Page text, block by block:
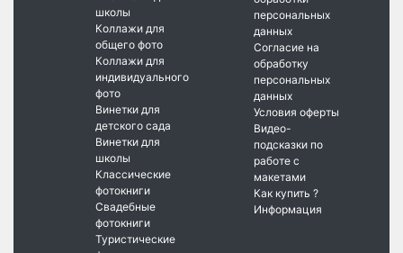
школы
Коллажи для
общего фото
Коллажи для
индивидуального
фото
Винетки для
детского сада
Винетки для
школы
Классические
фотокниги
Свадебные
фотокниги
Туристические
персональных
данных
Согласие на
обработку
персональных
данных
Условия оферты
Видео-
подсказки по
работе с
макетами
Как купить ?
Информация